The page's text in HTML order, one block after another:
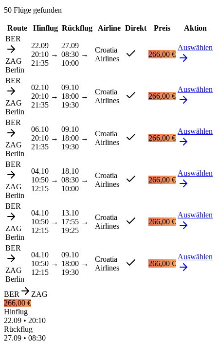
50 Flüge gefunden
Route Hinflug Rückflug Airline Direkt Preis
Aktion
BER
ZAG
Berlin
22.09
20:10 →
21:35
27.09
08:30 →
10:00
Croatia
Airlines
266,00 €
Auswählen
BER
ZAG
Berlin
02.10
20:10 →
21:35
09.10
18:00 →
19:30
Croatia
Airlines
266,00 €
Auswählen
BER
ZAG
Berlin
06.10
20:10 →
21:35
09.10
18:00 →
19:30
Croatia
Airlines
266,00 €
Auswählen
BER
ZAG
Berlin
04.10
10:50 →
12:15
18.10
08:30 →
10:00
Croatia
Airlines
266,00 €
Auswählen
BER
ZAG
Berlin
04.10
10:50 →
12:15
13.10
17:55 →
19:25
Croatia
Airlines
266,00 €
Auswählen
BER
ZAG
Berlin
04.10
10:50 →
12:15
09.10
18:00 →
19:30
Croatia
Airlines
266,00 €
Auswählen
BER
ZAG
266,00 €
Hinflug
22.09 • 20:10
Rückflug
27.09 • 08:30